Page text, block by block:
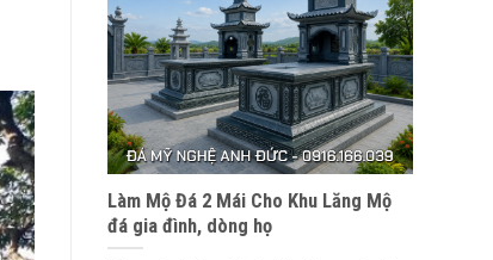
Làm Mộ Đá 2 Mái Cho Khu Lăng Mộ
đá gia đình, dòng họ